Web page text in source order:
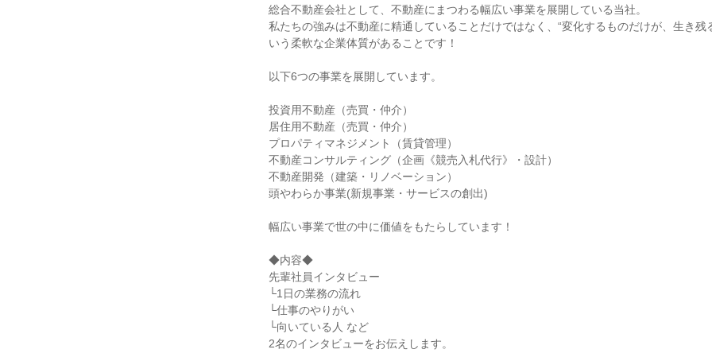
総合不動産会社として、不動産にまつわる幅広い事業を展開している当社。
私たちの強みは不動産に精通していることだけではなく、“変化するものだけが、生き残
いう柔軟な企業体質があることです！
以下6つの事業を展開しています。
投資用不動産（売買・仲介）
居住用不動産（売買・仲介）
プロパティマネジメント（賃貸管理）
不動産コンサルティング（企画《競売入札代行》・設計）
不動産開発（建築・リノベーション）
頭やわらか事業(新規事業・サービスの創出)
幅広い事業で世の中に価値をもたらしています！
◆内容◆
先輩社員インタビュー
└1日の業務の流れ
└仕事のやりがい
└向いている人 など
2名のインタビューをお伝えします。